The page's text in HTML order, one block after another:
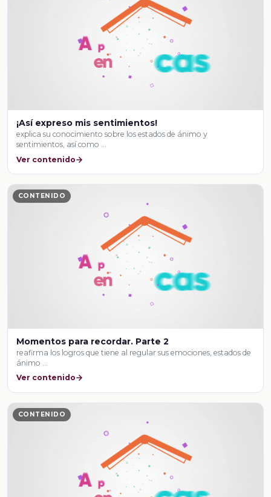
¡Así expreso mis sentimientos!
explica su conocimiento sobre los estados de ánimo y
sentimientos, así como …
Ver contenido
CONTENIDO
Momentos para recordar. Parte 2
reafirma los logros que tiene al regular sus emociones, estados de
ánimo …
Ver contenido
CONTENIDO